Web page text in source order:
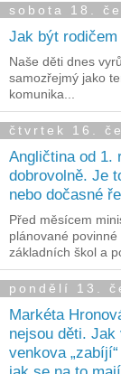
sobota 18.
Jak být
Naše děti dnes
samozřejmý jako
komunika...
čtvrtek 16.
Angličtina od 1.
dobrovolně. Je
nebo dočasné
Před měsícem
plánované
základních škol a
pondělí 13.
Markéta
nejsou děti.
venkova